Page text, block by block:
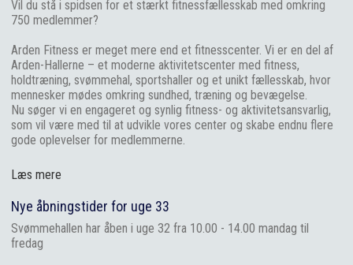
Vil du stå i spidsen for et stærkt fitnessfællesskab med omkring
750 medlemmer?
Arden Fitness er meget mere end et fitnesscenter. Vi er en del af
Arden-Hallerne – et moderne aktivitetscenter med fitness,
holdtræning, svømmehal, sportshaller og et unikt fællesskab, hvor
mennesker mødes omkring sundhed, træning og bevægelse.
Nu søger vi en engageret og synlig fitness- og aktivitetsansvarlig,
som vil være med til at udvikle vores center og skabe endnu flere
gode oplevelser for medlemmerne.
Læs mere
Nye åbningstider for uge 33
Svømmehallen har åben i uge 32 fra 10.00 - 14.00 mandag til
fredag